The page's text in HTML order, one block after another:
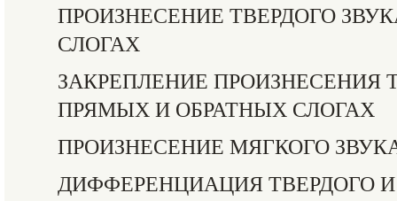
ПРОИЗНЕСЕНИЕ ТВЕРДОГО
СЛОГАХ
ЗАКРЕПЛЕНИЕ ПРОИЗНЕСЕНИЯ
ПРЯМЫХ И ОБРАТНЫХ СЛОГАХ
ПРОИЗНЕСЕНИЕ МЯГКОГО
ДИФФЕРЕНЦИАЦИЯ ТВЕРДОГО